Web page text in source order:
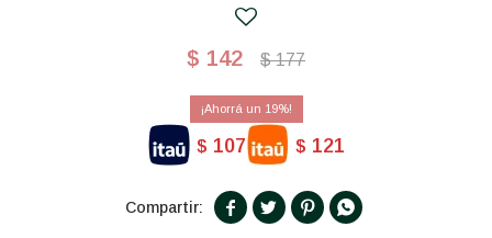
$ 142 $ 177
19
$ 107 $ 121
   